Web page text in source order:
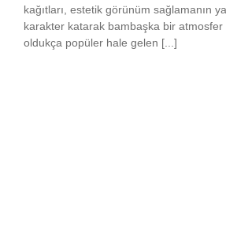
kağıtları, estetik görünüm sağlamanın
karakter katarak bambaşka bir atmosfer
oldukça popüler hale gelen [...]